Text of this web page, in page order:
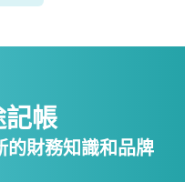
記帳
的財務知識和品牌